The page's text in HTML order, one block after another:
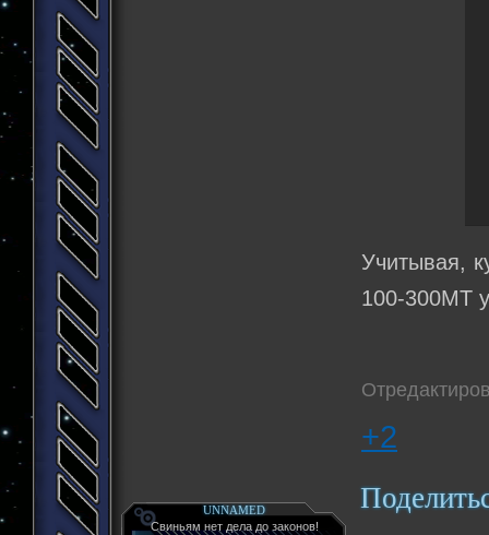
Учитывая,
100-300МТ
+2
UNNAMED
Свиньям нет дела до законов!